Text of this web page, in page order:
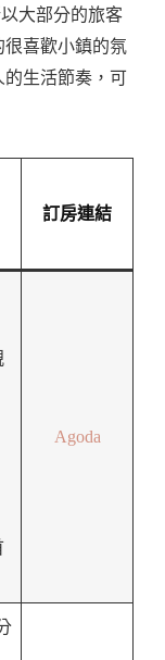
大部分的旅客
喜歡小鎮的氛
的生活節奏，可
訂房連結
Agoda